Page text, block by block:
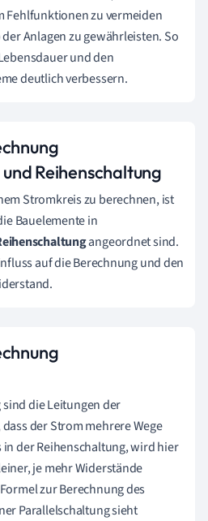
Fehlfunktionen zu vermeiden
Anlagen zu gewährleisten. So
und den
deutlich verbessern.
Reihenschaltung
Stromkreis zu berechnen, ist
Bauelemente in
angeordnet sind.
auf die Berechnung und den
die Leitungen der
der Strom mehrere Wege
in der Reihenschaltung, wird hier
je mehr Widerstände
zur Berechnung des
Parallelschaltung sieht